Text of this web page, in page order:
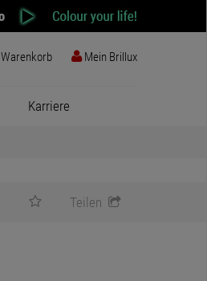
Warenkorb Mein Brillux
Karriere
Teilen